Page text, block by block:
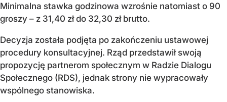
Minimalna stawka godzinowa wzrośnie natomiast o 90
groszy – z 31,40 zł do 32,30 zł brutto.
Decyzja została podjęta po zakończeniu ustawowej
procedury konsultacyjnej. Rząd przedstawił swoją
propozycję partnerom społecznym w Radzie Dialogu
Społecznego (RDS), jednak strony nie wypracowały
wspólnego stanowiska.